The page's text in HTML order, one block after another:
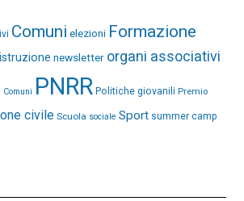
Comuni elezioni Formazione
istruzione newsletter organi associativi
Comuni PNRR Politiche giovanili Premio
civile Scuola sociale Sport summer camp